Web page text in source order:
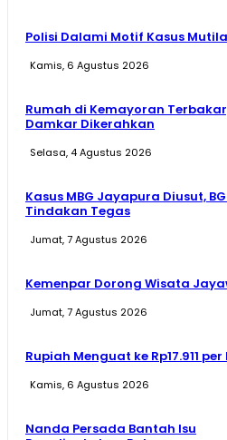
Polisi Dalami Motif Kasus
Kamis, 6 Agustus 2026
Rumah di Kemayoran Terbakar,
Damkar Dikerahkan
Selasa, 4 Agustus 2026
Kasus MBG Jayapura Diusut,
Tindakan Tegas
Jumat, 7 Agustus 2026
Kemenpar Dorong Wisata
Jumat, 7 Agustus 2026
Rupiah Menguat ke Rp17.911 per
Kamis, 6 Agustus 2026
Nanda Persada Bantah Isu